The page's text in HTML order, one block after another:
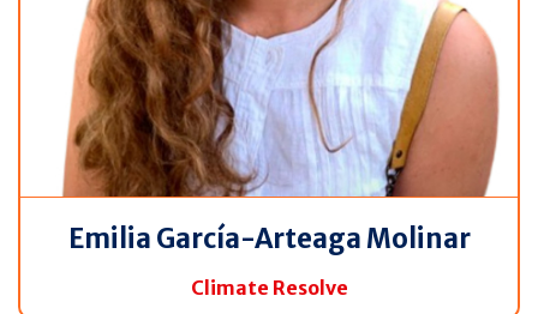
Emilia García-Arteaga Molinar
Climate Resolve